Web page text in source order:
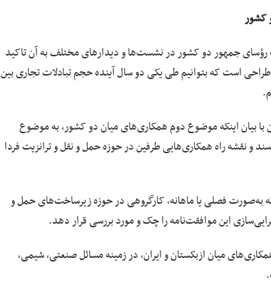
کشور
جمهور دو کشور در نشست‌ها و دیدارهای مختلف به آن تاکید
است که بتوانیم طی یکی دو سال آینده حجم تبادلات تجاری بین
بیان اینکه موضوع دوم همکاری‌های میان دو کشور، به موضوع
و نقشه راه همکاری‌هایی طرفین در حوزه حمل و نقل و ترانزیت فردا
به‌صورت فصلی یا ماهانه، کارگروهی در حوزه زیرساخت‌های حمل و
این موافقت‌نامه را چک و مورد بررسی قرار دهد.
میان ازبکستان و ایران، در زمینه مسائل صنعتی، شیمی،